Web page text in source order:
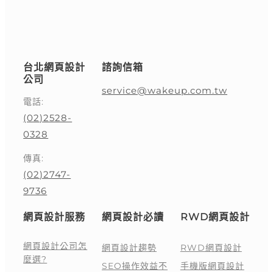
台北網頁設計
公司
電話:
(02)2528-
0328
傳真:
(02)2747-
9736
諮詢信箱
service@wakeup.com.tw
網頁設計服務
網頁設計公司怎
麼選?
網頁設計必讀
網頁設計趨勢
SEO操作效益不
RWD網頁設計
RWD網頁設計
手機版網頁設計